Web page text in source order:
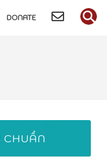
DONATE
CHUẨN